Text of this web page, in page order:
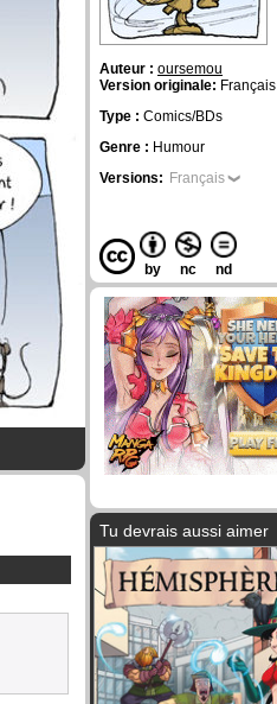
Auteur : oursemou
Version originale: Français
Type : Comics/BDs
Genre : Humour
Versions: Français
by nc nd
Tu devrais aussi aimer